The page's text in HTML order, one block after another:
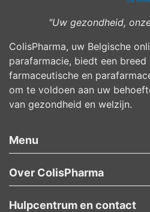
"Uw gezondheid,
ColisPharma, uw Belgische
parafarmacie, biedt een breed
farmaceutische en
om te voldoen aan uw
van gezondheid en welzijn.
Menu
Over ColisPharma
Hulpcentrum en contact